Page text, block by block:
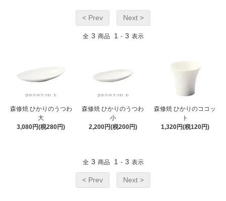
< Prev Next >
全 3 商品 1 - 3 表示
森修焼 ひかりのうつわ
大
3,080円(税280円)
森修焼 ひかりのうつわ
小
2,200円(税200円)
森修焼 ひかりのココッ
ト
1,320円(税120円)
全 3 商品 1 - 3 表示
< Prev Next >